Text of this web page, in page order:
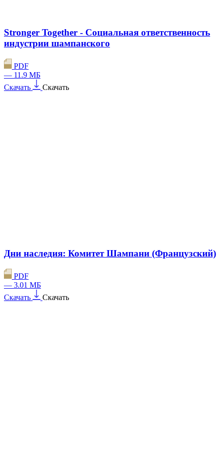
Stronger Together - Социальная ответственность
индустрии шампанского
PDF
— 11.9 МБ
Скачать
Скачать
Дни наследия: Комитет Шампани (Французский)
PDF
— 3.01 МБ
Скачать
Скачать